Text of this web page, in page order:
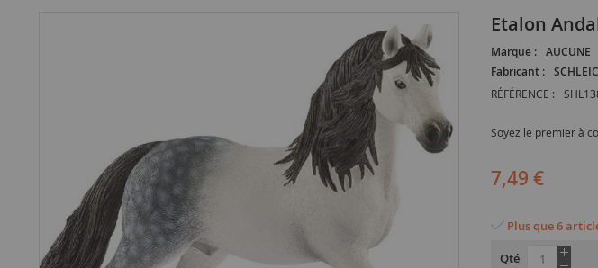
Etalon
Marque :
AUCUNE
Fabricant :
RÉFÉRENCE :
Soyez le premier à
7,49 €
Plus que 6
Qté